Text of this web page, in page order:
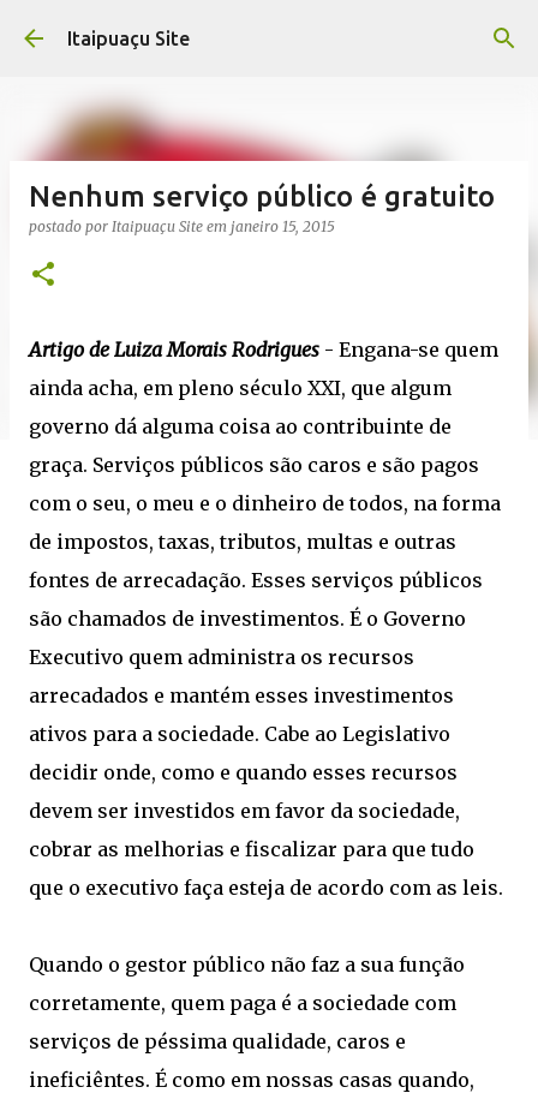
Pular para o conteúdo principal
Itaipuaçu Site
Nenhum serviço público é gratuito
postado por Itaipuaçu Site em janeiro 15, 2015
Artigo de Luiza Morais Rodrigues - Engana-se quem
ainda acha, em pleno século XXI, que algum
governo dá alguma coisa ao contribuinte de
graça. Serviços públicos são caros e são pagos
com o seu, o meu e o dinheiro de todos, na forma
de impostos, taxas, tributos, multas e outras
fontes de arrecadação. Esses serviços públicos
são chamados de investimentos. É o Governo
Executivo quem administra os recursos
arrecadados e mantém esses investimentos
ativos para a sociedade. Cabe ao Legislativo
decidir onde, como e quando esses recursos
devem ser investidos em favor da sociedade,
cobrar as melhorias e fiscalizar para que tudo
que o executivo faça esteja de acordo com as leis.
Quando o gestor público não faz a sua função
corretamente, quem paga é a sociedade com
serviços de péssima qualidade, caros e
ineficiêntes. É como em nossas casas quando,